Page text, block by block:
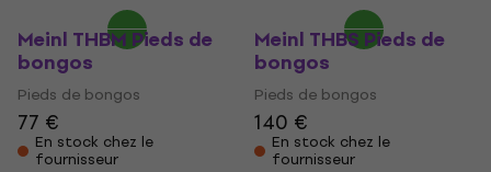
Meinl THBM Pieds de
bongos
Pieds de bongos
77 €
En stock chez le
fournisseur
Meinl THBS Pieds de
bongos
Pieds de bongos
140 €
En stock chez le
fournisseur